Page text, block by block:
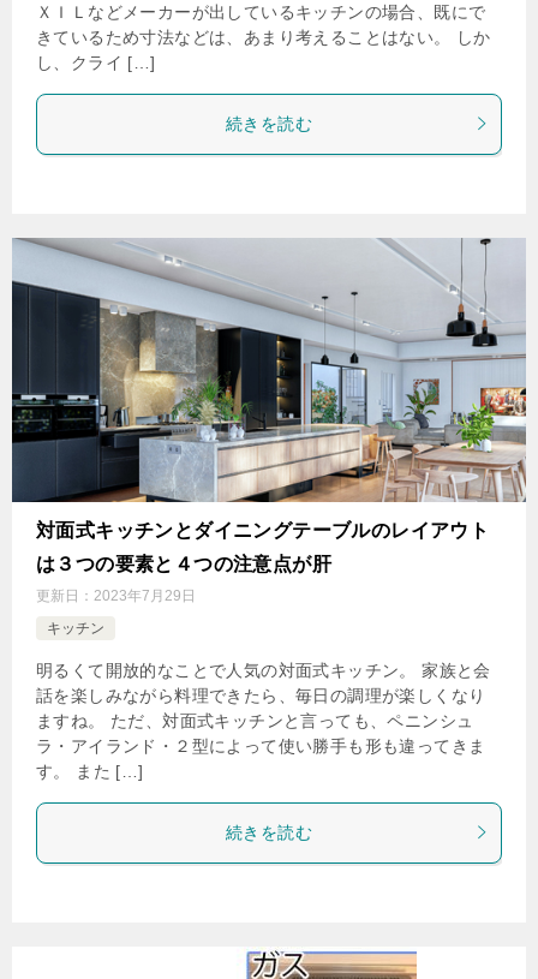
ＸＩＬなどメーカーが出しているキッチンの場合、既にで
きているため寸法などは、あまり考えることはない。 しか
し、クライ […]
続きを読む
対面式キッチンとダイニングテーブルのレイアウト
は３つの要素と４つの注意点が肝
更新日： 2023年7月29日
キッチン
明るくて開放的なことで人気の対面式キッチン。 家族と会
話を楽しみながら料理できたら、毎日の調理が楽しくなり
ますね。 ただ、対面式キッチンと言っても、ペニンシュ
ラ・アイランド・２型によって使い勝手も形も違ってきま
す。 また […]
続きを読む